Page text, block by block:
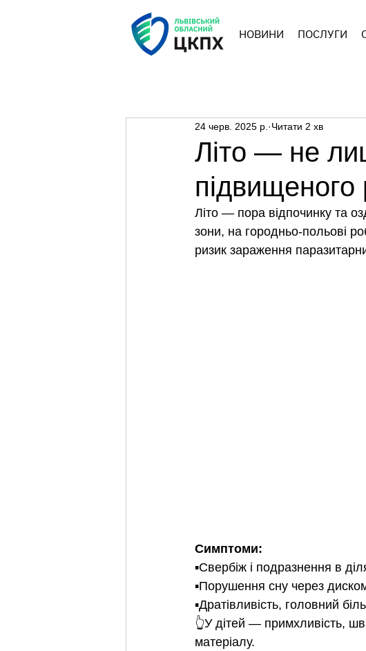
НОВИНИ ПОСЛУГИ
Літо — не
підвищеного
24 черв. 2025 р. Читати 2 хв
Літо — пора відпочинку та
зони, на городньо-польові
ризик зараження
Симптоми:
▪️Свербіж і подразнення в
▪️Порушення сну через
▪️Дратівливість, головний
👆У дітей — примхливість,
матеріалу.